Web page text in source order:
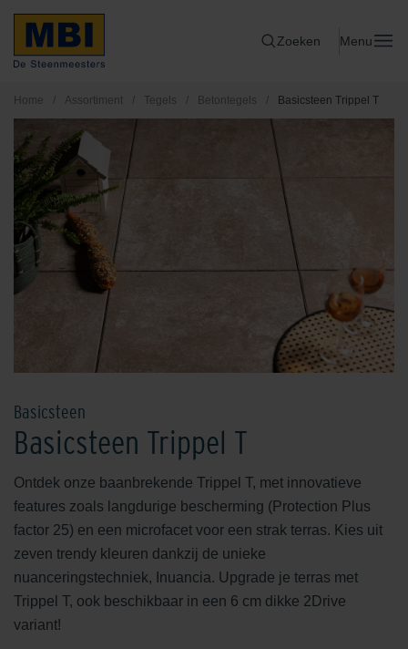
Zoeken Menu
Home / Assortiment / Tegels / Betontegels / Basicsteen Trippel T
Basicsteen
Basicsteen Trippel T
Ontdek onze baanbrekende Trippel T, met innovatieve
features zoals langdurige bescherming (Protection Plus
factor 25) en een microfacet voor een strak terras. Kies uit
zeven trendy kleuren dankzij de unieke
nuanceringstechniek, Inuancia. Upgrade je terras met
Trippel T, ook beschikbaar in een 6 cm dikke 2Drive
variant!